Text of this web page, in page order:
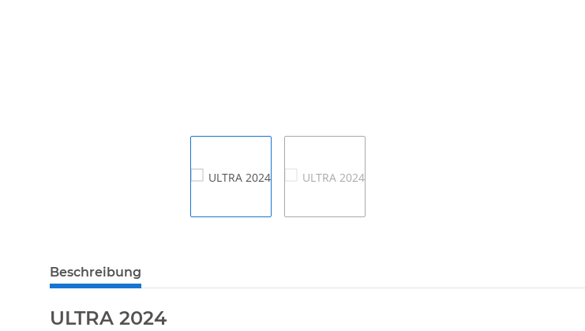
weitere Registerkarten anzeigen
Beschreibung
ULTRA 2024